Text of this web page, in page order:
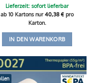
Lieferzeit: sofort lieferbar
ab 10 Kartons nur40,38€ pro
Karton.
IN DEN WARENKORB